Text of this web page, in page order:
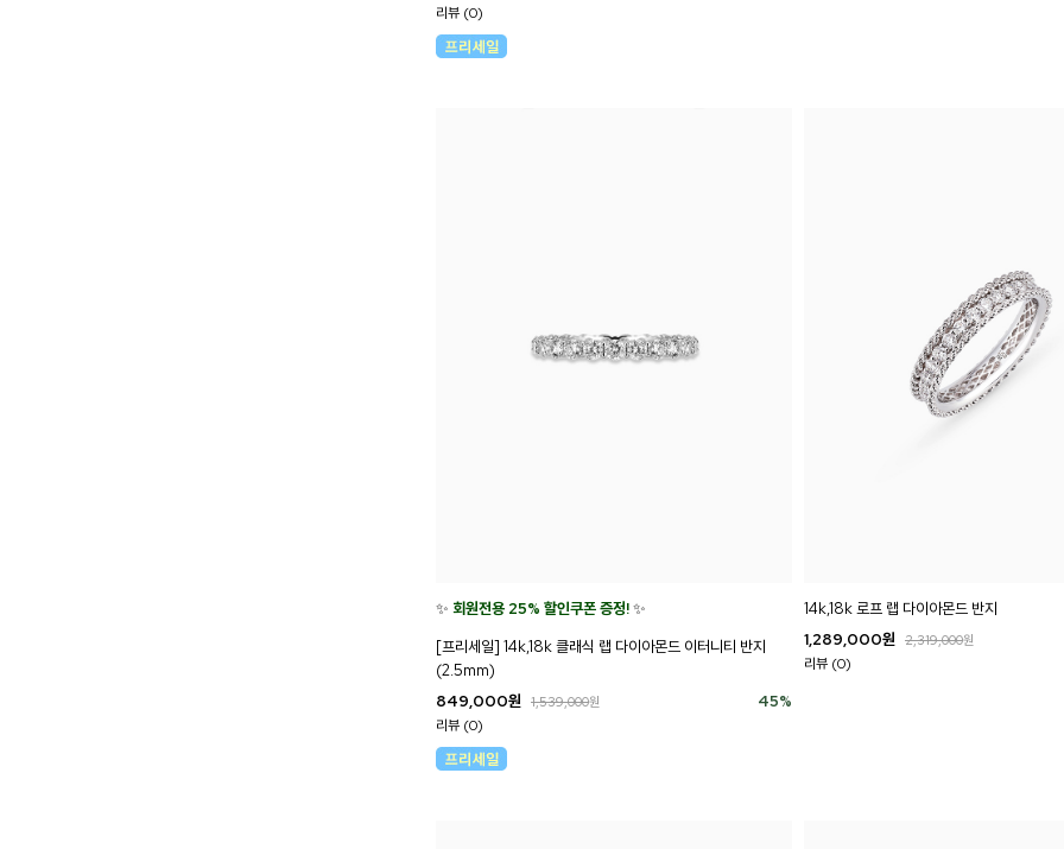
리뷰 (0)
✨ 회원전용 25% 할인쿠폰 증정!✨
[프리세일] 14k,18k 클래식 랩 다이아몬드 이터니티 반지
(2.5mm)
45%
849,000원 1,539,000원
리뷰 (0)
14k,18k 로프 랩 다이아몬드 반지
1,289,000원 2,319,000원
리뷰 (0)